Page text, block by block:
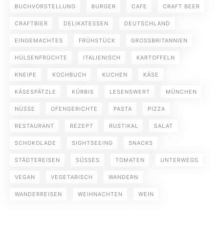
BUCHVORSTELLUNG BURGER CAFE CRAFT BEER
CRAFTBIER DELIKATESSEN DEUTSCHLAND
EINGEMACHTES FRÜHSTÜCK GROSSBRITANNIEN
HÜLSENFRÜCHTE ITALIENISCH KARTOFFELN
KNEIPE KOCHBUCH KUCHEN KÄSE
KÄSESPÄTZLE KÜRBIS LESENSWERT MÜNCHEN
NÜSSE OFENGERICHTE PASTA PIZZA
RESTAURANT REZEPT RUSTIKAL SALAT
SCHOKOLADE SIGHTSEEING SNACKS
STÄDTEREISEN SÜSSES TOMATEN UNTERWEGS
VEGAN VEGETARISCH WANDERN
WANDERREISEN WEIHNACHTEN WEIN